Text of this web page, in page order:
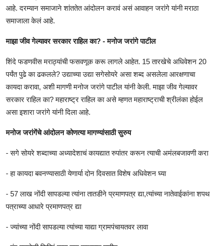
आहे. दरम्यान समाजाने शांततेत आंदोलन करावं असं आवाहन जरांगे यांनी मराठा
समाजाला केलं आहे.
माझा जीव गेल्यावर सरकार राहिल का? - मनोज जरांगे पाटील
शिंदे फडणवीस मराठ्यांची फसवणूक करू लागले आहेत. 15 तारखेचे अधिवेशन 20
पर्यंत पुढे का ढकलले? उद्याच्या उद्या सगेसोयरे असा शब्द असलेला आरक्षणाचा
कायदा करावा, अशी मागणी मनोज जरांगे पाटील यांनी केली. माझा जीव गेल्यावर
सरकार राहिल का? महाराष्ट्र राहिल का असे म्हणत महाराष्ट्राची श्रीलंका होईल
असा इशारा जरांगे यांनी दिला आहे.
मनोज जरांगेंचे आंदोलन कोणत्या मागण्यांसाठी सुरुय
- सगे सोयरे शब्दाच्या अध्यादेशाचं कायद्यात रुपांतर करून त्याची अमंलबजावणी करा
- हा कायदा बवनण्यासाठी येणार्या दोन दिवसात विशेष अधिवेशन घ्या
- 57 लाख नोंदी सापडल्या त्यांना तातडीने प्रमाणपत्र द्या,त्यांच्या नातेवाईकांना शपथ
पत्राच्या आधारे प्रमाणपत्र द्या
- ज्यांच्या नोंदी सापडल्या त्यांच्या याद्या ग्रामपंचायतवर लावा